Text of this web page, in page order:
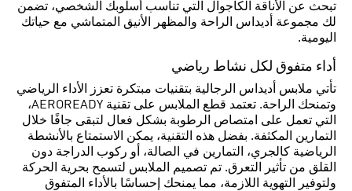
تبحث عن الأناقة الكاجوال التي تناسب أسلوبك الشخصي، تضمن
لك مجموعة أديداس الراحة والمظهر الأنيق المتماشي مع حياتك
اليومية.
أداء متفوق لكل نشاط رياضي
تأتي ملابس أديداس الرجالية بتقنيات مبتكرة تعزز الأداء الرياضي
وتمنحك الراحة. تعتمد قطع الملابس على تقنية AEROREADY،
التي تعمل على امتصاص الرطوبة بشكل فعال لتبقى جافًا خلال
التمارين المكثفة. بفضل هذه التقنية، يمكن الاستمتاع بالأنشطة
الرياضية كالجري، التمارين في الصالة، أو ركوب الدراجة دون
القلق من تأثير التعرق. تم تصميم الملابس لتسمح بحرية الحركة
ولتوفير التهوية اللازمة، مما يمنحك إحساسًا بالأداء المتفوق